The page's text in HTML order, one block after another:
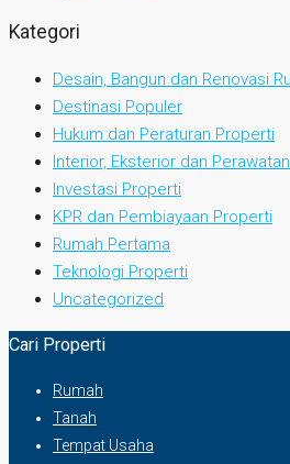
Kategori
Desain, Bangun dan Renovasi
Destinasi Populer
Hukum dan Peraturan Properti
Interior, Eksterior dan
Investasi Properti
KPR dan Pembiayaan Properti
Rumah Pertama
Teknologi Properti
Uncategorized
Cari Properti
Rumah
Tanah
Tempat Usaha